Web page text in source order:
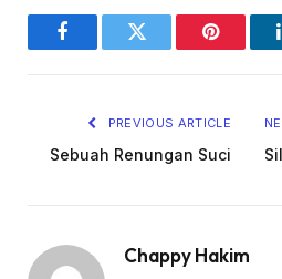
FacebookTwitter Pinterest
PREVIOUS ARTICLE
Sebuah Renungan Suci
Chappy Hakim